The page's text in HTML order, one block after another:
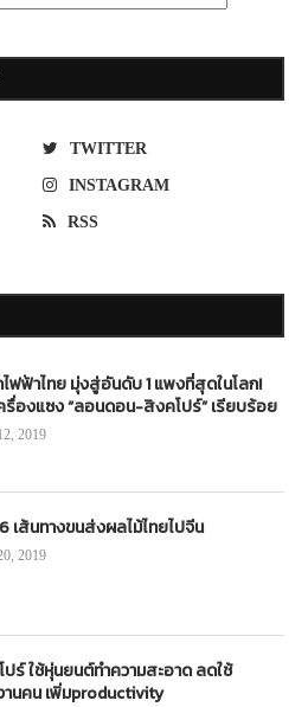
TWITTER
INSTAGRAM
RSS
ไฟฟ้าไทย มุ่งสู่อันดับ 1 แพงที่สุดในโลก!
ครื่องแซง “ลอนดอน-สิงคโปร์” เรียบร้อย
2019
เส้นทางขนส่งผลไม้ไทยไปจีน
2019
ร์ ใช้หุ่นยนต์ทำความสะอาด ลดใช้
านคน เพิ่มproductivity